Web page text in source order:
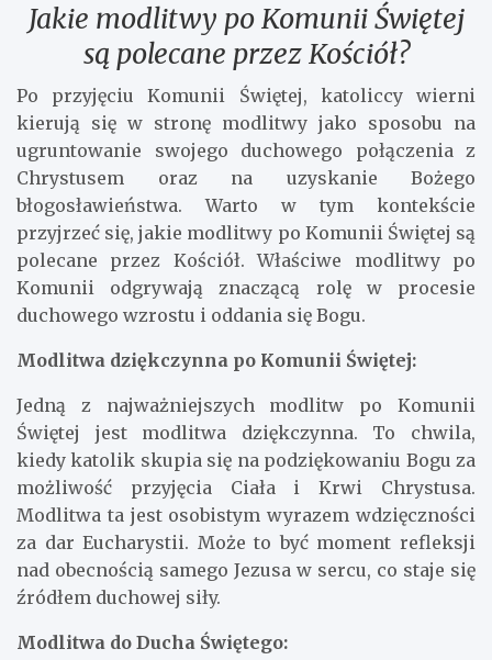
Jakie modlitwy po Komunii Świętej
są polecane przez Kościół?
Po przyjęciu Komunii Świętej, katoliccy wierni
kierują się w stronę modlitwy jako sposobu na
ugruntowanie swojego duchowego połączenia z
Chrystusem oraz na uzyskanie Bożego
błogosławieństwa. Warto w tym kontekście
przyjrzeć się, jakie modlitwy po Komunii Świętej są
polecane przez Kościół. Właściwe modlitwy po
Komunii odgrywają znaczącą rolę w procesie
duchowego wzrostu i oddania się Bogu.
Modlitwa dziękczynna po Komunii Świętej:
Jedną z najważniejszych modlitw po Komunii
Świętej jest modlitwa dziękczynna. To chwila,
kiedy katolik skupia się na podziękowaniu Bogu za
możliwość przyjęcia Ciała i Krwi Chrystusa.
Modlitwa ta jest osobistym wyrazem wdzięczności
za dar Eucharystii. Może to być moment refleksji
nad obecnością samego Jezusa w sercu, co staje się
źródłem duchowej siły.
Modlitwa do Ducha Świętego: